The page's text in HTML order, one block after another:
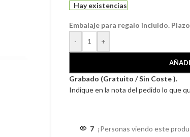
Hay existencias
Embalaje para regalo incluido.
-
+
Grabado (Gratuito / Sin Coste ).
Indique en la nota del pedido lo que
7 ¡Personas viendo este